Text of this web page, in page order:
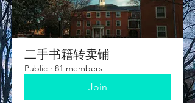
二手书籍转卖铺
Public · 81 members
Join